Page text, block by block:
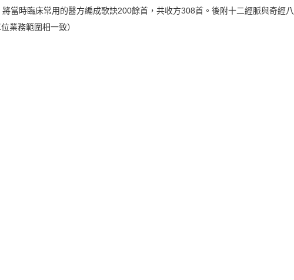
當時臨床常用的醫方編成歌訣200餘首，共收方308首。後附十二經脈與奇經八
業務範圍相一致）